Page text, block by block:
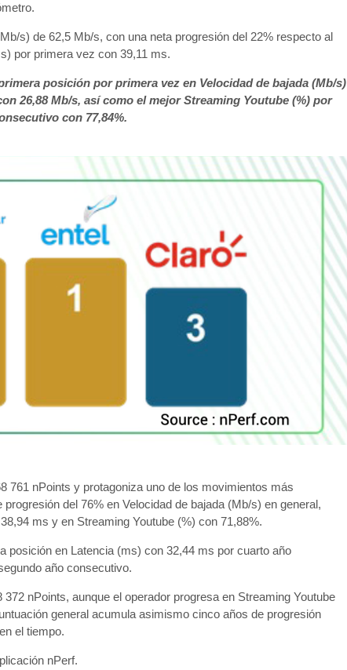
s) de 62,5 Mb/s, con una neta progresión del 22% respecto al
por primera vez con 39,11 ms.
posición por primera vez en Velocidad de bajada (Mb/s)
26,88 Mb/s, así como el mejor Streaming Youtube (%) por
con 77,84%.
761 nPoints y protagoniza uno de los movimientos más
del 76% en Velocidad de bajada (Mb/s) en general,
ms y en Streaming Youtube (%) con 71,88%.
posición en Latencia (ms) con 32,44 ms por cuarto año
año consecutivo.
nPoints, aunque el operador progresa en Streaming Youtube
general acumula asimismo cinco años de progresión
el tiempo.
nPerf.